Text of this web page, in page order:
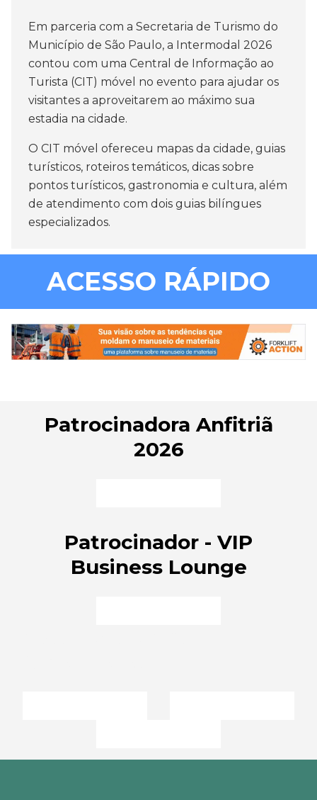
Em parceria com a Secretaria de Turismo do
Município de São Paulo, a Intermodal 2026
contou com uma Central de Informação ao
Turista (CIT) móvel no evento para ajudar os
visitantes a aproveitarem ao máximo sua
estadia na cidade.
O CIT móvel ofereceu mapas da cidade, guias
turísticos, roteiros temáticos, dicas sobre
pontos turísticos, gastronomia e cultura, além
de atendimento com dois guias bilíngues
especializados.
ACESSO RÁPIDO
Patrocinadora Anfitriã
2026
Patrocinador - VIP
Business Lounge